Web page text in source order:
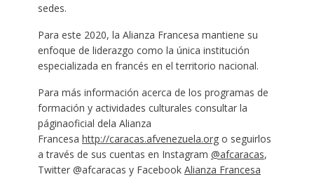
sedes.
Para este 2020, la Alianza Francesa mantiene su
enfoque de liderazgo como la única institución
especializada en francés en el territorio nacional.
Para más información acerca de los programas de
formación y actividades culturales consultar la
páginaoficial dela Alianza
Francesa http://caracas.afvenezuela.orgo seguirlos
a través de sus cuentas en Instagram @afcaracas,
Twitter @afcaracas y Facebook Alianza Francesa